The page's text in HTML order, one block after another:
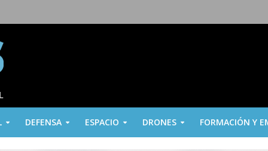
DEFENSA ESPACIO DRONES FORMACIÓN Y